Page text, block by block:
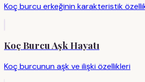
Koç burcu erkeğinin karakteristik
Koç Burcu Aşk Hayatı
Koç burcunun aşk ve ilişki özellikleri